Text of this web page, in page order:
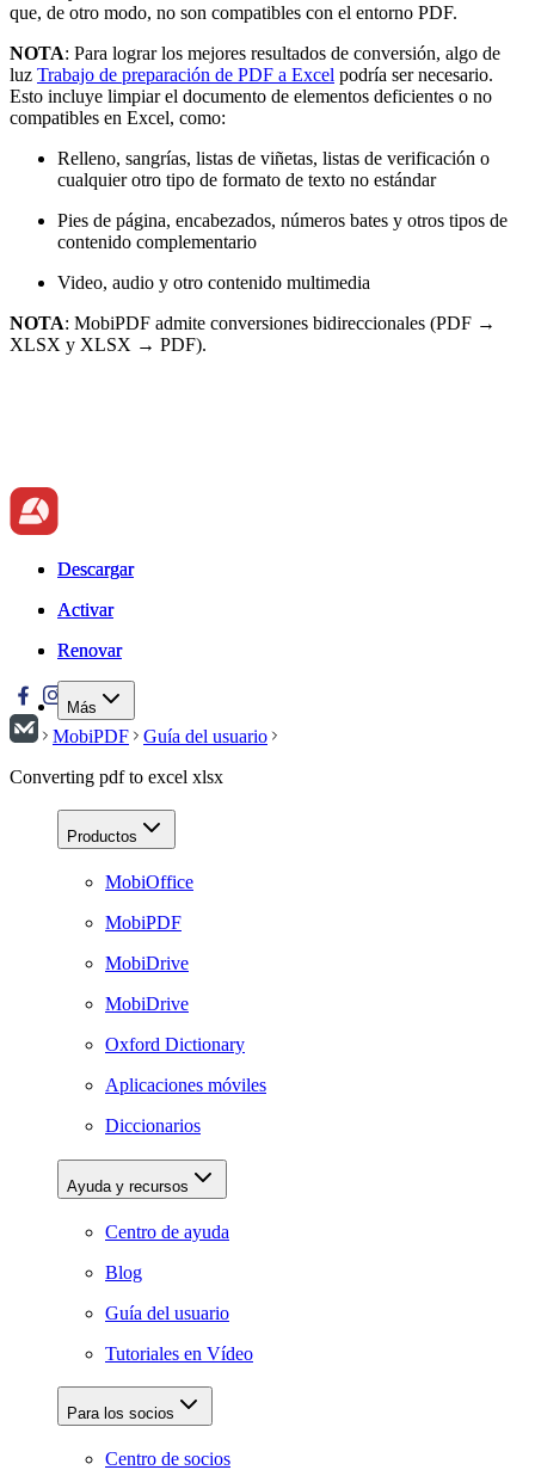
que, de otro modo, no son compatibles con el entorno PDF.
NOTA: Para lograr los mejores resultados de conversión, algo de
luz Trabajo de preparación de PDF a Excel podría ser necesario.
Esto incluye limpiar el documento de elementos deficientes o no
compatibles en Excel, como:
Relleno, sangrías, listas de viñetas, listas de verificación o
cualquier otro tipo de formato de texto no estándar
Pies de página, encabezados, números bates y otros tipos de
contenido complementario
Video, audio y otro contenido multimedia
NOTA: MobiPDF admite conversiones bidireccionales (PDF →
XLSX y XLSX → PDF).
Descargar
Activar
Renovar
Más
Descargar
Activar
Renovar
MobiPDF
Guía del usuario
Converting pdf to excel xlsx
Productos
MobiOffice
MobiPDF
MobiDrive
MobiDrive
Oxford Dictionary
Aplicaciones móviles
Diccionarios
Ayuda y recursos
Centro de ayuda
Blog
Guía del usuario
Tutoriales en Vídeo
Para los socios
Centro de socios